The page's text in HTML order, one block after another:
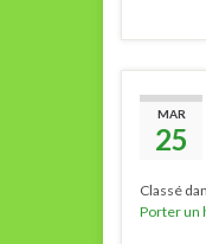
MAR
25
Classé
Porter un